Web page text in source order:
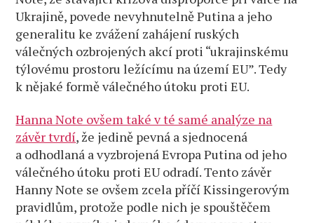
Ukrajině, povede nevyhnutelně Putina a jeho
generalitu ke zvážení zahájení ruských
válečných ozbrojených akcí proti “ukrajinskému
týlovému prostoru ležícímu na území EU”. Tedy
k nějaké formě válečného útoku proti EU.
Hanna Note ovšem také v té samé analýze na
závěr tvrdí, že jedině pevná a sjednocená
a odhodlaná a vyzbrojená Evropa Putina od jeho
válečného útoku proti EU odradí. Tento závěr
Hanny Note se ovšem zcela příčí Kissingerovým
pravidlům, protože podle nich je spouštěčem